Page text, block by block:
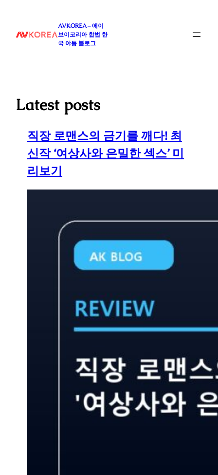
AVKOREA – 에이
브이코리아 합법 한
국 야동 블로그
Latest posts
직장 로맨스의 금기를 깨다! 최
신작 ‘여상사와 은밀한 섹스’ 미
리보기